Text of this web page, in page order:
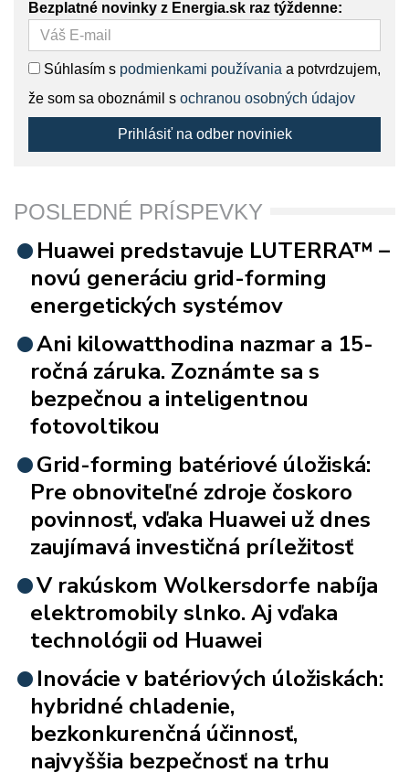
Bezplatné novinky z Energia.sk raz týždenne:
Súhlasím s podmienkami používania a potvrdzujem,
že som sa oboznámil s ochranou osobných údajov
Prihlásiť na odber noviniek
POSLEDNÉ PRÍSPEVKY
Huawei predstavuje LUTERRA™ –
novú generáciu grid-forming
energetických systémov
Ani kilowatthodina nazmar a 15-
ročná záruka. Zoznámte sa s
bezpečnou a inteligentnou
fotovoltikou
Grid-forming batériové úložiská:
Pre obnoviteľné zdroje čoskoro
povinnosť, vďaka Huawei už dnes
zaujímavá investičná príležitosť
V rakúskom Wolkersdorfe nabíja
elektromobily slnko. Aj vďaka
technológii od Huawei
Inovácie v batériových úložiskách:
hybridné chladenie,
bezkonkurenčná účinnosť,
najvyššia bezpečnosť na trhu